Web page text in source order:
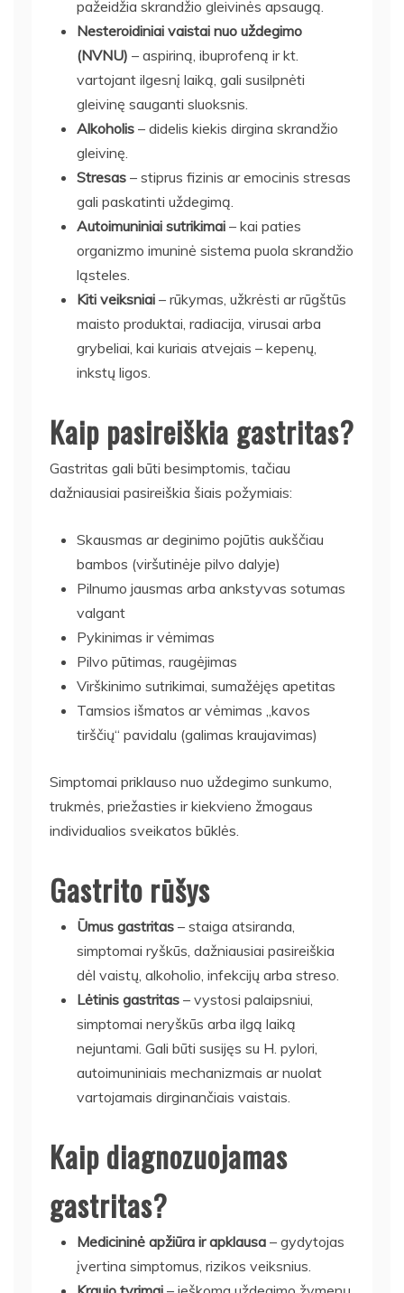
pažeidžia skrandžio gleivinės apsaugą.
Nesteroidiniai vaistai nuo uždegimo
(NVNU) – aspiriną, ibuprofeną ir kt.
vartojant ilgesnį laiką, gali susilpnėti
gleivinę sauganti sluoksnis.
Alkoholis – didelis kiekis dirgina skrandžio
gleivinę.
Stresas – stiprus fizinis ar emocinis stresas
gali paskatinti uždegimą.
Autoimuniniai sutrikimai – kai paties
organizmo imuninė sistema puola skrandžio
ląsteles.
Kiti veiksniai – rūkymas, užkrėsti ar rūgštūs
maisto produktai, radiacija, virusai arba
grybeliai, kai kuriais atvejais – kepenų,
inkstų ligos.
Kaip pasireiškia gastritas?
Gastritas gali būti besimptomis, tačiau
dažniausiai pasireiškia šiais požymiais:
Skausmas ar deginimo pojūtis aukščiau
bambos (viršutinėje pilvo dalyje)
Pilnumo jausmas arba ankstyvas sotumas
valgant
Pykinimas ir vėmimas
Pilvo pūtimas, raugėjimas
Virškinimo sutrikimai, sumažėjęs apetitas
Tamsios išmatos ar vėmimas „kavos
tirščių“ pavidalu (galimas kraujavimas)
Simptomai priklauso nuo uždegimo sunkumo,
trukmės, priežasties ir kiekvieno žmogaus
individualios sveikatos būklės.
Gastrito rūšys
Ūmus gastritas – staiga atsiranda,
simptomai ryškūs, dažniausiai pasireiškia
dėl vaistų, alkoholio, infekcijų arba streso.
Lėtinis gastritas – vystosi palaipsniui,
simptomai neryškūs arba ilgą laiką
nejuntami. Gali būti susijęs su H. pylori,
autoimuniniais mechanizmais ar nuolat
vartojamais dirginančiais vaistais.
Kaip diagnozuojamas
gastritas?
Medicininė apžiūra ir apklausa – gydytojas
įvertina simptomus, rizikos veiksnius.